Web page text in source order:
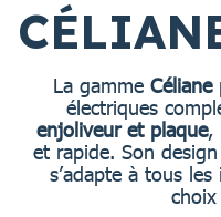
La gamme Céliane
électriques
enjoliveur et plaque,
et rapide. Son
s’adapte à tous